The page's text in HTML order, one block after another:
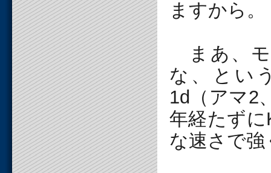
ますから。
まあ、モ
な、とい
1d（アマ2
年経たず
な速さで